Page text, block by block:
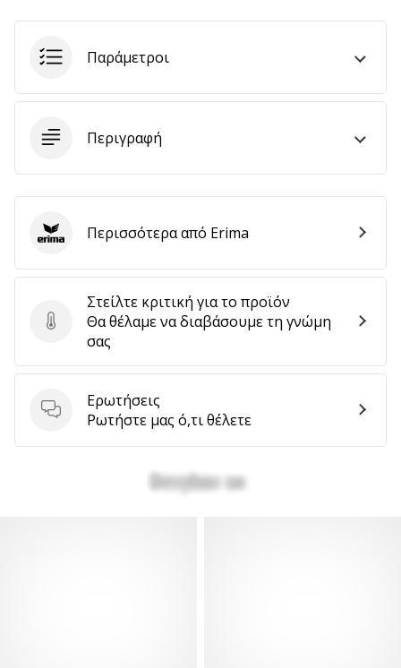
Εμφάνιση
όλων
άρθρων
Παράμετροι
Περιγραφή
Στείλτε κριτική για το προϊόν
Στείλτε κριτική για το προϊόν
Θα θέλαμε να διαβάσουμε τη γνώμη
σας
Ερωτήσεις
Ερωτήσεις
Ρωτήστε μας ό,τι θέλετε
ErimaΠερισσότερα από Erima